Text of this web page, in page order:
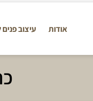
אודות עיצוב